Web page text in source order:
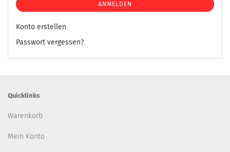
ANMELDEN
Konto erstellen
Passwort vergessen?
Quicklinks
Warenkorb
Mein Konto